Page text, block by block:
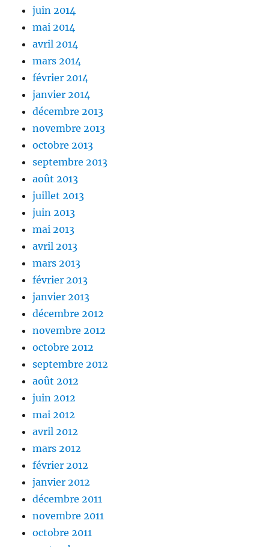
juin 2014
mai 2014
avril 2014
mars 2014
février 2014
janvier 2014
décembre 2013
novembre 2013
octobre 2013
septembre 2013
août 2013
juillet 2013
juin 2013
mai 2013
avril 2013
mars 2013
février 2013
janvier 2013
décembre 2012
novembre 2012
octobre 2012
septembre 2012
août 2012
juin 2012
mai 2012
avril 2012
mars 2012
février 2012
janvier 2012
décembre 2011
novembre 2011
octobre 2011